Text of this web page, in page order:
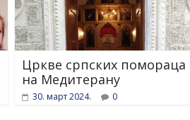
Цркве српских помораца
на Медитерану
30. март 2024. 0